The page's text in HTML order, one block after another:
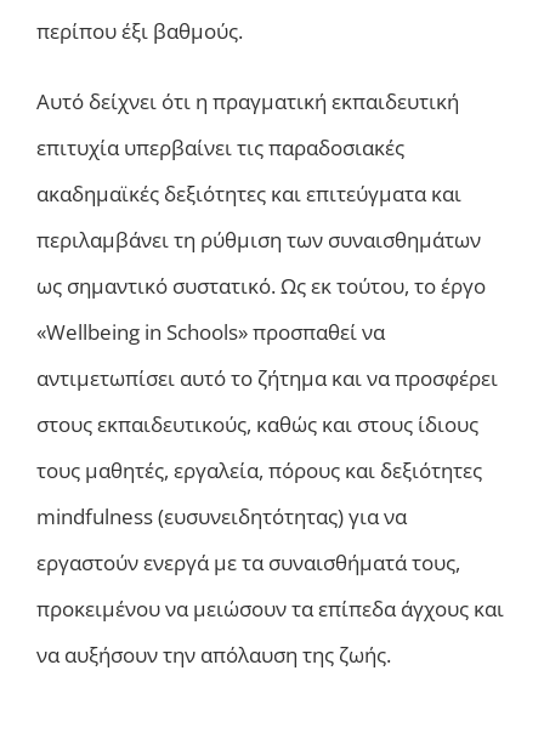
περίπου έξι βαθμούς.
Αυτό δείχνει ότι η πραγματική εκπαιδευτική
επιτυχία υπερβαίνει τις παραδοσιακές
ακαδημαϊκές δεξιότητες και επιτεύγματα και
περιλαμβάνει τη ρύθμιση των συναισθημάτων
ως σημαντικό συστατικό. Ως εκ τούτου, το έργο
«Wellbeing in Schools» προσπαθεί να
αντιμετωπίσει αυτό το ζήτημα και να προσφέρει
στους εκπαιδευτικούς, καθώς και στους ίδιους
τους μαθητές, εργαλεία, πόρους και δεξιότητες
mindfulness (ευσυνειδητότητας) για να
εργαστούν ενεργά με τα συναισθήματά τους,
προκειμένου να μειώσουν τα επίπεδα άγχους και
να αυξήσουν την απόλαυση της ζωής.